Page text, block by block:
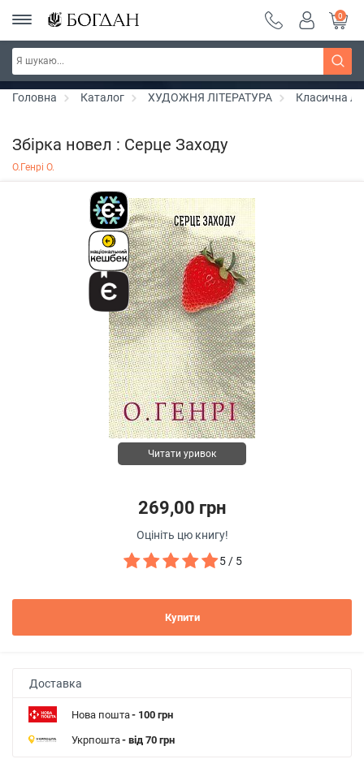
Серія "Чейзіана" ~ знижка 20%
0
Головна Каталог ХУДОЖНЯ ЛІТЕРАТУРА Класична
Збірка новел : Серце Заходу
О.Генрі О.
Читати уривок
269,00 грн
Оцініть цю книгу!
5 / 5
Купити
Доставка
Нова пошта- 100 грн
Укрпошта- від 70 грн